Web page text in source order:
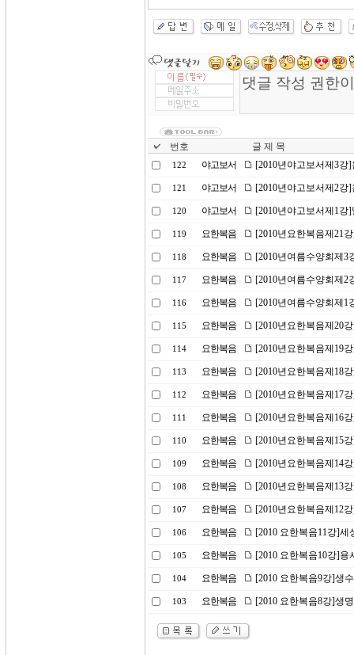
번호 글 제 목
122 야고보서 [2010년야고보서제3강
121 야고보서 [2010년야고보서제2강
120 야고보서 [2010년야고보서제1강
119 요한복음 [2010년요한복음제21
118 요한복음 [2010년여름수양회제3
117 요한복음 [2010년여름수양회제2
116 요한복음 [2010년여름수양회제1
115 요한복음 [2010년요한복음제20
114 요한복음 [2010년요한복음제19
113 요한복음 [2010년요한복음제18
112 요한복음 [2010년요한복음제17
111 요한복음 [2010년요한복음제16
110 요한복음 [2010년요한복음제15
109 요한복음 [2010년요한복음제14
108 요한복음 [2010년요한복음제13
107 요한복음 [2010년요한복음제12
106 요한복음 [2010 요한복음11강]세
105 요한복음 [2010 요한복음10강]용
104 요한복음 [2010 요한복음9강]생
103 요한복음 [2010 요한복음8강]생